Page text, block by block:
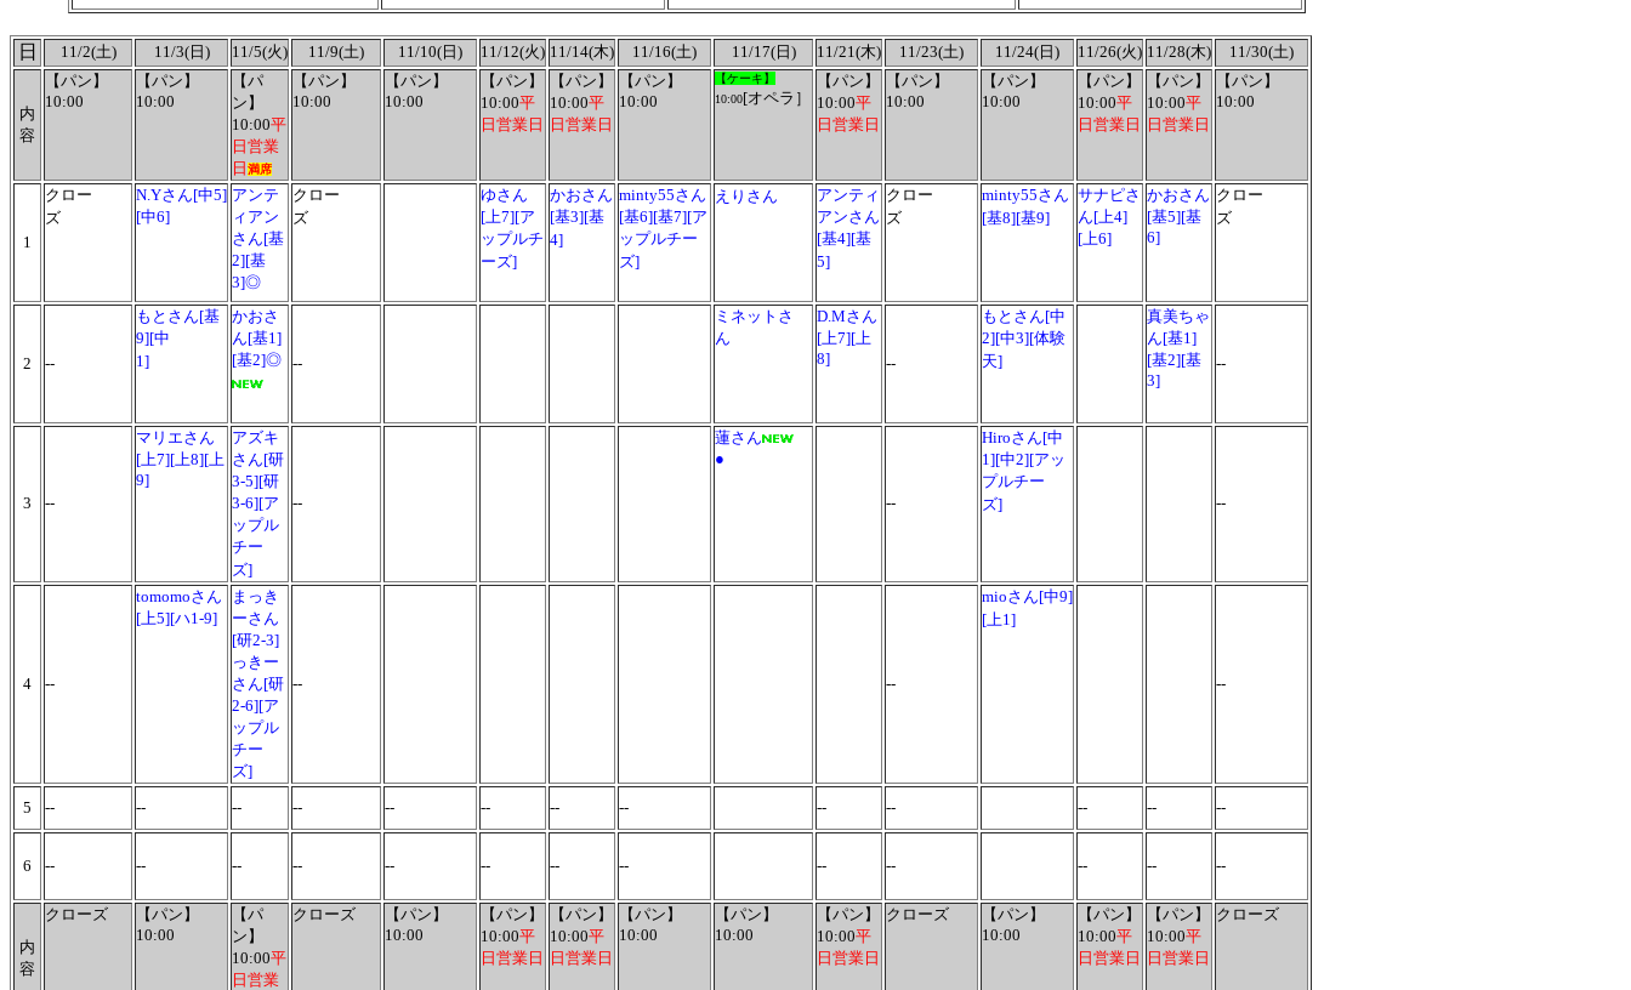
日 11/2(土) 11/3(日) 11/5(火) 11/9(土) 11/10(日) 11/12(火) 11/14(木) 11/16(土) 11/17(日) 11/21(木) 11/23(土) 11/24(日) 11/26(火) 11/28(木) 11/30(土)
内
容
【パン】
10:00
【パン】
10:00
【パ
ン】
10:00平
日営業
日 満席
【パン】
10:00
【パン】
10:00
【パン】
10:00平
日営業日
【パン】
10:00平
日営業日
【パン】
10:00
【ケーキ】
10:00[オペラ］
【パン】
10:00平
日営業日
【パン】
10:00
【パン】
10:00
【パン】
10:00平
日営業日
【パン】
10:00平
日営業日
【パン】
10:00
1
クロー
ズ
N.Yさん[中5]
[中6]
アンテ
ィアン
さん[基
2][基
3]◎
クロー
ズ
ゆさん
[上7][ア
ップルチ
ーズ]
かおさん
[基3][基
4]
minty55さん
[基6][基7][ア
ップルチー
ズ]
えりさん
アンティ
アンさん
[基4][基
5]
クロー
ズ
minty55さん
[基8][基9]
サナピさ
ん[上4]
[上6]
かおさん
[基5][基
6]
クロー
ズ
2 --
もとさん[基
9][中
1]
かおさ
ん[基1]
[基2]◎ --
ミネットさ
ん
D.Mさん
[上7][上
8]
--
もとさん[中
2][中3][体験
天]
真美ちゃ
ん[基1]
[基2][基
3]
--
3 --
マリエさん
[上7][上8][上
9]
アズキ
さん[研
3-5][研
3-6][ア
ップル
チー
ズ]
--
蓮さん
●
--
Hiroさん[中
1][中2][アッ
プルチー
ズ]
--
4 --
tomomoさん
[上5][ハ1-9]
まっき
ーさん
[研2-3]
っきー
さん[研
2-6][ア
ップル
チー
ズ]
-- --
mioさん[中9]
[上1]
--
5 -- -- -- -- -- -- -- -- -- -- -- -- --
6 -- -- -- -- -- -- -- -- -- -- -- -- --
内
容
クローズ
【パン】
10:00
【パ
ン】
10:00平
日営業
クローズ
【パン】
10:00
【パン】
10:00平
日営業日
【パン】
10:00平
日営業日
【パン】
10:00
【パン】
10:00
【パン】
10:00平
日営業日
クローズ
【パン】
10:00
【パン】
10:00平
日営業日
【パン】
10:00平
日営業日
クローズ